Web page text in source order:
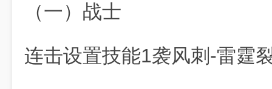
（一）战士
连击设置技能1袭风刺-雷霆